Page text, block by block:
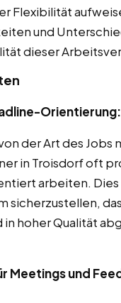
Flexibilität
und
dieser
Orientierung:
der Art des Jobs
in Troisdorf oft
arbeiten.
sicherzustellen,
in hoher Qualität
Meetings und